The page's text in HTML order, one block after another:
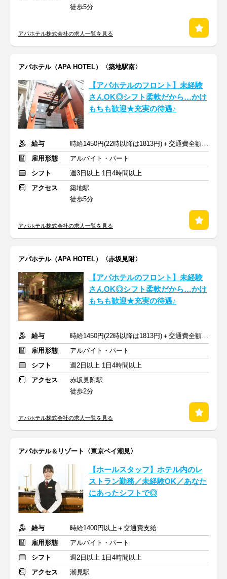
徒歩5分
アパホテル株式会社の求人一覧を見る
アパホテル（APA HOTEL）〈築地駅南〉
【アパホテルのフロント】未経験
さんOK◎シフト柔軟だから…かけ
もちも歓迎★充実の待遇♪
給与
時給1450円(22時以降は1813円)＋交通費全額支給
雇用形態
アルバイト・パート
シフト
週3日以上 1日4時間以上
アクセス
築地駅
徒歩5分
アパホテル株式会社の求人一覧を見る
アパホテル（APA HOTEL）〈赤坂見附〉
【アパホテルのフロント】未経験
さんOK◎シフト柔軟だから…かけ
もちも歓迎★充実の待遇♪
給与
時給1450円(22時以降は1813円)＋交通費全額支給
雇用形態
アルバイト・パート
シフト
週2日以上 1日4時間以上
アクセス
赤坂見附駅
徒歩2分
アパホテル株式会社の求人一覧を見る
アパホテル＆リゾート〈東京ベイ潮見〉
【ホールスタッフ】ホテル内のレ
ストラン勤務／未経験OK／あなた
にあったシフトで◎
給与
時給1400円以上＋交通費支給
雇用形態
アルバイト・パート
シフト
週2日以上 1日4時間以上
アクセス
潮見駅